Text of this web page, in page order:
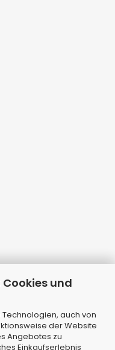
und
auch von
der Website
Angebotes zu
Einkaufserlebnis